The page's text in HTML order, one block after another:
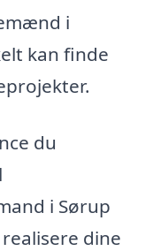
i
kan finde
du
i Sørup
dine